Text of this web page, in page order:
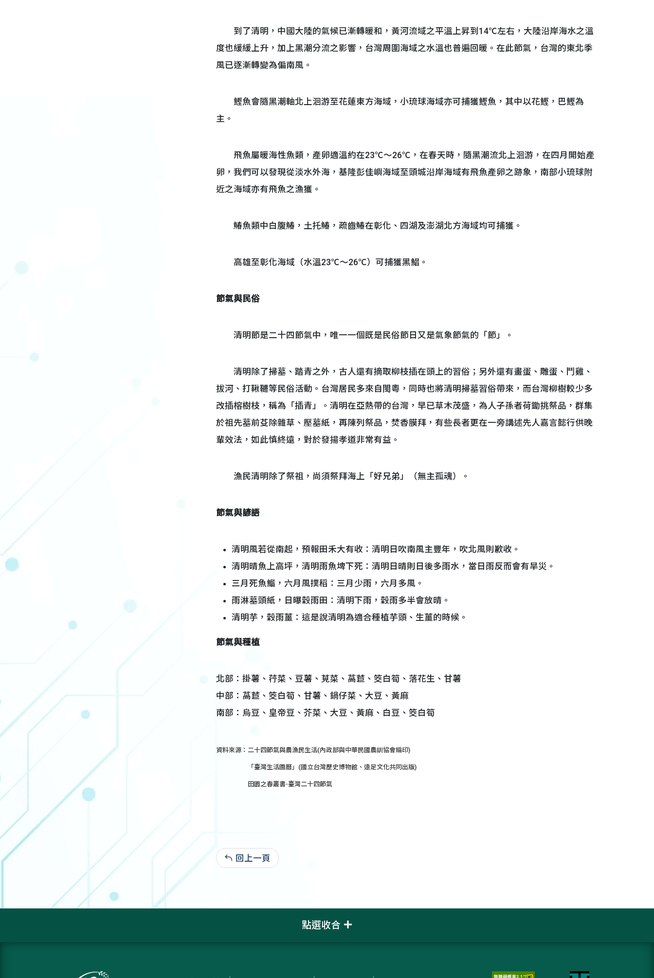
到了清明，中國大陸的氣候已漸轉暖和，黃河流域之平溫上昇到14℃左右，大陸沿岸海水之溫
度也緩緩上升，加上黑潮分流之影響，台灣周圍海域之水溫也普遍回暖。在此節氣，台灣的東北季
風已逐漸轉變為偏南風。
鰹魚會隨黑潮軸北上洄游至花蓮東方海域，小琉球海域亦可捕獲鰹魚，其中以花鰹，巴鰹為
主。
飛魚屬暖海性魚類，產卵適溫約在23℃～26℃，在春天時，隨黑潮流北上洄游，在四月開始產
卵，我們可以發現從淡水外海，基隆彭佳嶼海域至頭城沿岸海域有飛魚產卵之跡象，南部小琉球附
近之海域亦有飛魚之漁獲。
鰆魚類中白腹鰆，土托鰆，疏齒鰆在彰化、四湖及澎湖北方海域均可捕獲。
高雄至彰化海域（水溫23℃～26℃）可捕獲黑鯧。
節氣與民俗
清明節是二十四節氣中，唯一一個既是民俗節日又是氣象節氣的「節」。
清明除了掃墓、踏青之外，古人還有摘取柳枝插在頭上的習俗；另外還有畫蛋、雕蛋、鬥雞、
拔河、打鞦韆等民俗活動。台灣居民多來自閩粵，同時也將清明掃墓習俗帶來，而台灣柳樹較少多
改插榕樹枝，稱為「插青」。清明在亞熱帶的台灣，早已草木茂盛，為人子孫者荷鋤挑祭品，群集
於祖先墓前芟除雜草、壓墓紙，再陳列祭品，焚香膜拜，有些長者更在一旁講述先人嘉言懿行供晚
輩效法，如此慎終遠，對於發揚孝道非常有益。
漁民清明除了祭祖，尚須祭拜海上「好兄弟」（無主孤魂）。
節氣與諺語
清明風若從南起，預報田禾大有收：清明日吹南風主豐年，吹北風則歉收。
清明晴魚上高坪，清明雨魚埤下死：清明日晴則日後多雨水，當日雨反而會有旱災。
三月死魚鰡，六月風撲稻：三月少雨，六月多風。
雨淋墓頭紙，日曝穀雨田：清明下雨，穀雨多半會放晴。
清明芋，穀雨薑：這是說清明為適合種植芋頭、生薑的時候。
節氣與種植
北部：掛薯、荇菜、豆薯、莧菜、萵苣、筊白筍、落花生、甘薯
中部：萵苣、筊白筍、甘薯、鍋仔菜、大豆、黃麻
南部：烏豆、皇帝豆、芥菜、大豆、黃麻、白豆、筊白筍
資料來源： 二十四節氣與農漁民生活(內政部與中華民國農訓協會編印)
「臺灣生活圖曆」(國立台灣歷史博物館、遠足文化共同出版)
田園之春叢書-臺灣二十四節氣
回上一頁
點選收合